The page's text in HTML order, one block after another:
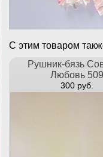
С этим товаром
Рушник-бязь
Любовь 509
300 руб.